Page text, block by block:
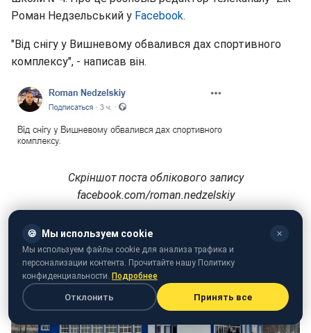
Роман Недзельський у Facebook.
"Від снігу у Вишневому обвалився дах спортивного
комплексу", - написав він.
Скріншот поста облікового запису
facebook.com/roman.nedzelskiy
🍪 Мы используем cookie ✕
Мы используем файлы cookie для анализа трафика и
персонализации контента. Прочитайте нашу Политику
конфиденциальности. Подробнее
Отклонить Принять все